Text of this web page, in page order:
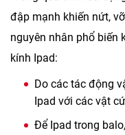
đập mạnh khiến nứt,
nguyên nhân phổ biến
kính Ipad:
Do các tác động
Ipad với các vật
Để Ipad trong